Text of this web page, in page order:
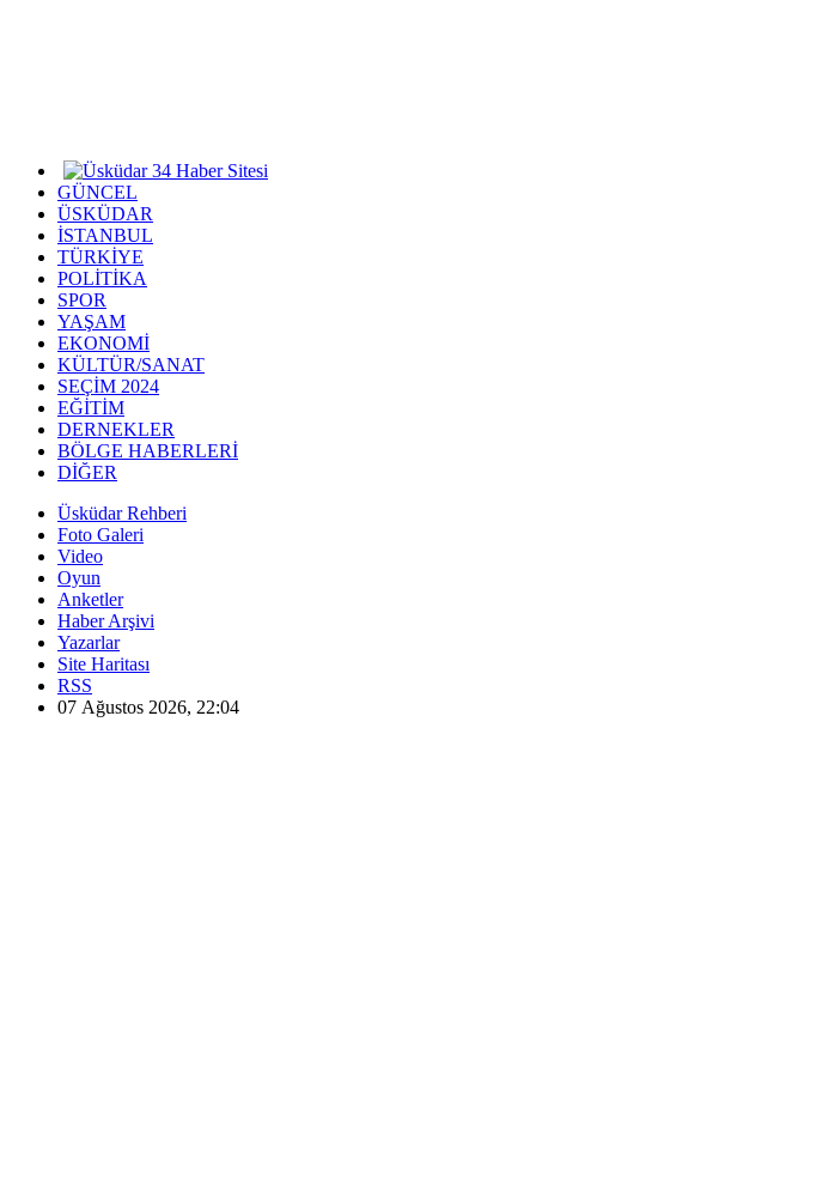
GÜNCEL
ÜSKÜDAR
İSTANBUL
TÜRKİYE
POLİTİKA
SPOR
YAŞAM
EKONOMİ
KÜLTÜR/SANAT
SEÇİM 2024
EĞİTİM
DERNEKLER
BÖLGE HABERLERİ
DİĞER
Üsküdar Rehberi
Foto Galeri
Video
Oyun
Anketler
Haber Arşivi
Yazarlar
Site Haritası
RSS
07 Ağustos 2026, 22:04